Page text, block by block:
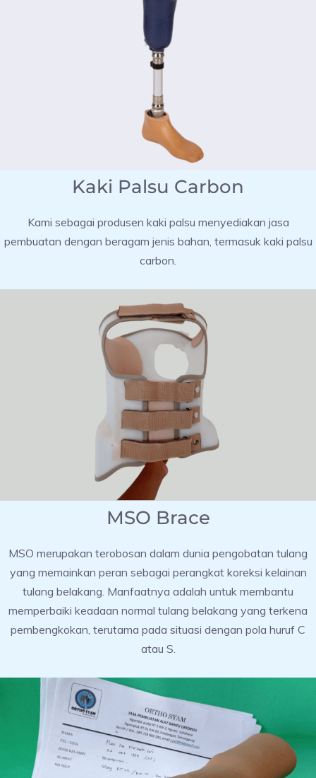
Kaki Palsu Carbon
Kami sebagai produsen kaki palsu menyediakan jasa
pembuatan dengan beragam jenis bahan, termasuk kaki palsu
carbon.
MSO Brace
MSO merupakan terobosan dalam dunia pengobatan tulang
yang memainkan peran sebagai perangkat koreksi kelainan
tulang belakang. Manfaatnya adalah untuk membantu
memperbaiki keadaan normal tulang belakang yang terkena
pembengkokan, terutama pada situasi dengan pola huruf C
atau S.